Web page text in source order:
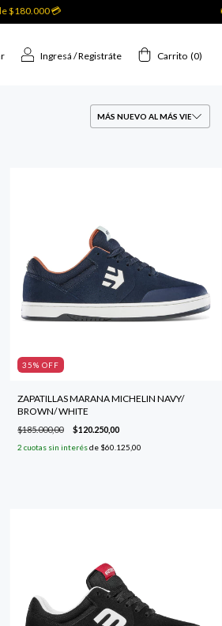
💳 🚚Envío
Ingresá /Registráte Carrito (0)
35% OFF
ZAPATILLAS MARANA MICHELIN NAVY/
BROWN/ WHITE
$185.000,00 $120.250,00
2 cuotas sin interésde $60.125,00